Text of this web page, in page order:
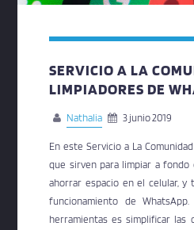
SERVICIO A LA
LIMPIADORES DE
Nathalia 3 junio 2019
En este Servicio a La
que sirven para limpiar a fondo
ahorrar espacio en el celular, y
funcionamiento de
herramientas es simplificar las